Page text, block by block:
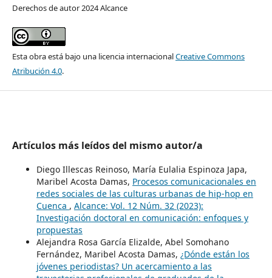
Derechos de autor 2024 Alcance
Esta obra está bajo una licencia internacionalCreative Commons
Atribución 4.0.
Artículos más leídos del mismo autor/a
Diego Illescas Reinoso, María Eulalia Espinoza Japa,
Maribel Acosta Damas, Procesos comunicacionales en
redes sociales de las culturas urbanas de hip-hop en
Cuenca , Alcance: Vol. 12 Núm. 32 (2023):
Investigación doctoral en comunicación: enfoques y
propuestas
Alejandra Rosa García Elizalde, Abel Somohano
Fernández, Maribel Acosta Damas, ¿Dónde están los
jóvenes periodistas? Un acercamiento a las